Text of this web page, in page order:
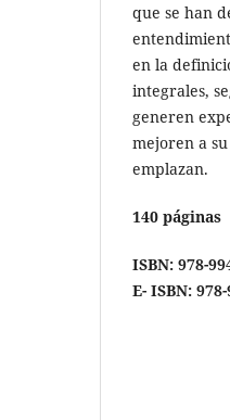
que se han
en la
integrales,
generen
mejoren a
emplazan.
140 páginas
ISBN: 978-
E- ISBN: